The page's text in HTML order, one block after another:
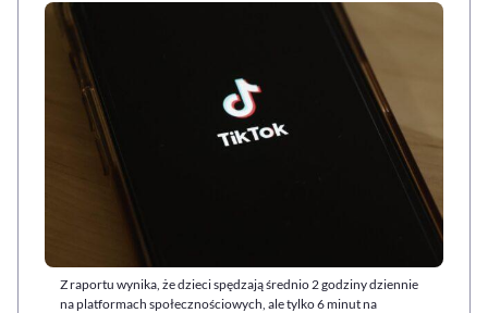
Z raportu wynika, że dzieci spędzają średnio 2 godziny dziennie
na platformach społecznościowych, ale tylko 6 minut na